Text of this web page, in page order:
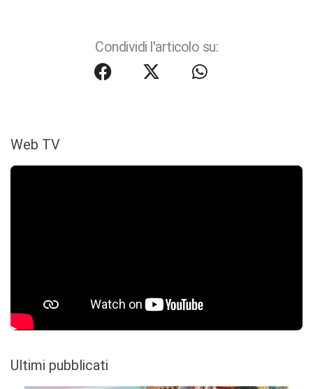
Condividi l'articolo su:
Web TV
Ultimi pubblicati